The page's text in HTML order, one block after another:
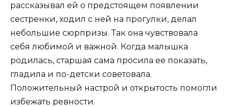
рассказывал ей о предстоящем появлении
сестренки, ходил с ней на прогулки, делал
небольшие сюрпризы. Так она чувствовала
себя любимой и важной. Когда малышка
родилась, старшая сама просила ее показать,
гладила и по-детски советовала.
Положительный настрой и открытость помогли
избежать ревности.